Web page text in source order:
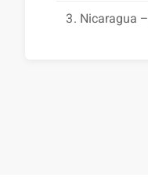
Nicaragua –